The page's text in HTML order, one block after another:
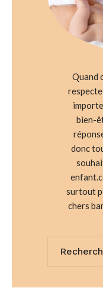
Quand
bien-
donc
surtout
chers